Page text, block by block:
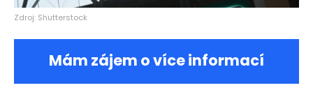
Zdroj: Shutterstock
Mám zájem o více informací